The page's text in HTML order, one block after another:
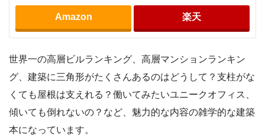
Amazon 楽天
世界一の高層ビルランキング、高層マンションランキン
グ、建築に三角形がたくさんあるのはどうして？支柱がな
くても屋根は支えれる？働いてみたいユニークオフィス、
傾いても倒れないの？など、魅力的な内容の雑学的な建築
本になっています。